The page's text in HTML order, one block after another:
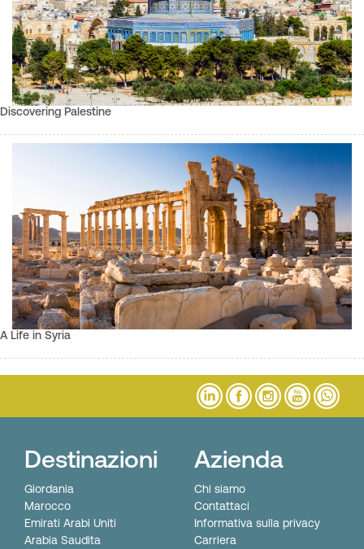
Discovering Palestine
A Life in Syria
Destinazioni
Giordania
Marocco
Emirati Arabi Uniti
Arabia Saudita
Azienda
Chi siamo
Contattaci
Informativa sulla privacy
Carriera